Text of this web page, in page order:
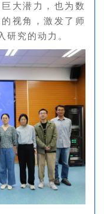
大潜力，也为数
视角，激发了师
研究的动力。